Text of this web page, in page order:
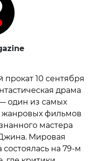
прокат 10 сентября
драма
один из самых
фильмов
мастера
Мировая
на 79-м